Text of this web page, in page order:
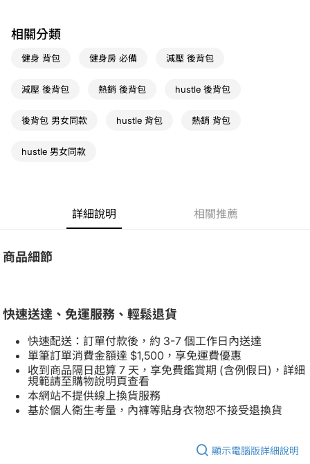
宅配
相關分類
健身 背包 健身房 必備 減壓 後背包
減壓 後背包 熱銷 後背包 hustle 後背包
後背包 男女同款 hustle 背包 熱銷 背包
hustle 男女同款
詳細說明 相關推薦
商品細節
快速送達、免運服務、輕鬆退貨
快速配送：訂單付款後，約 3-7 個工作日內送達
單筆訂單消費金額達 $1,500，享免運費優惠
收到商品隔日起算 7 天，享免費鑑賞期 (含例假日)，詳細
規範請至購物說明頁查看
本網站不提供線上換貨服務
基於個人衛生考量，內褲等貼身衣物恕不接受退換貨
顯示電腦版詳細說明